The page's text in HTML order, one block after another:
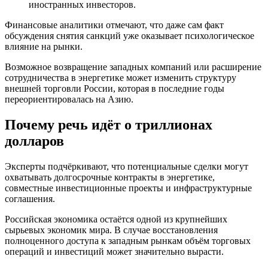
иностранных инвесторов.
Финансовые аналитики отмечают, что даже сам факт
обсуждения снятия санкций уже оказывает психологическое
влияние на рынки.
Возможное возвращение западных компаний или расширение
сотрудничества в энергетике может изменить структуру
внешней торговли России, которая в последние годы
переориентировалась на Азию.
Почему речь идёт о триллионах
долларов
Эксперты подчёркивают, что потенциальные сделки могут
охватывать долгосрочные контракты в энергетике,
совместные инвестиционные проекты и инфраструктурные
соглашения.
Российская экономика остаётся одной из крупнейших
сырьевых экономик мира. В случае восстановления
полноценного доступа к западным рынкам объём торговых
операций и инвестиций может значительно вырасти.